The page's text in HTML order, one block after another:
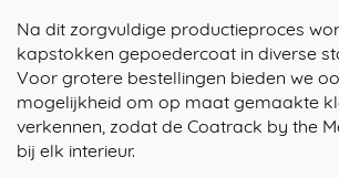
Na dit zorgvuldige productieproces
kapstokken gepoedercoat in diverse
Voor grotere bestellingen bieden we
mogelijkheid om op maat gemaakte
verkennen, zodat de Coatrack by the
bij elk interieur.